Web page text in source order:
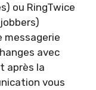
ou RingTwice
avec
après la
vous